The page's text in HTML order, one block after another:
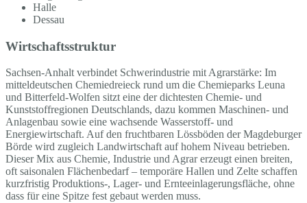
Halle
Dessau
Wirtschaftsstruktur
Sachsen-Anhalt verbindet Schwerindustrie mit Agrarstärke: Im
mitteldeutschen Chemiedreieck rund um die Chemieparks Leuna
und Bitterfeld-Wolfen sitzt eine der dichtesten Chemie- und
Kunststoffregionen Deutschlands, dazu kommen Maschinen- und
Anlagenbau sowie eine wachsende Wasserstoff- und
Energiewirtschaft. Auf den fruchtbaren Lössböden der Magdeburger
Börde wird zugleich Landwirtschaft auf hohem Niveau betrieben.
Dieser Mix aus Chemie, Industrie und Agrar erzeugt einen breiten,
oft saisonalen Flächenbedarf – temporäre Hallen und Zelte schaffen
kurzfristig Produktions-, Lager- und Ernteeinlagerungsfläche, ohne
dass für eine Spitze fest gebaut werden muss.